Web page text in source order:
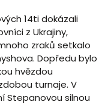
14ti dokázali
z Ukrajiny,
zraků setkalo
Dopředu bylo
hvězdou
turnaje. V
Stepanovou silnou